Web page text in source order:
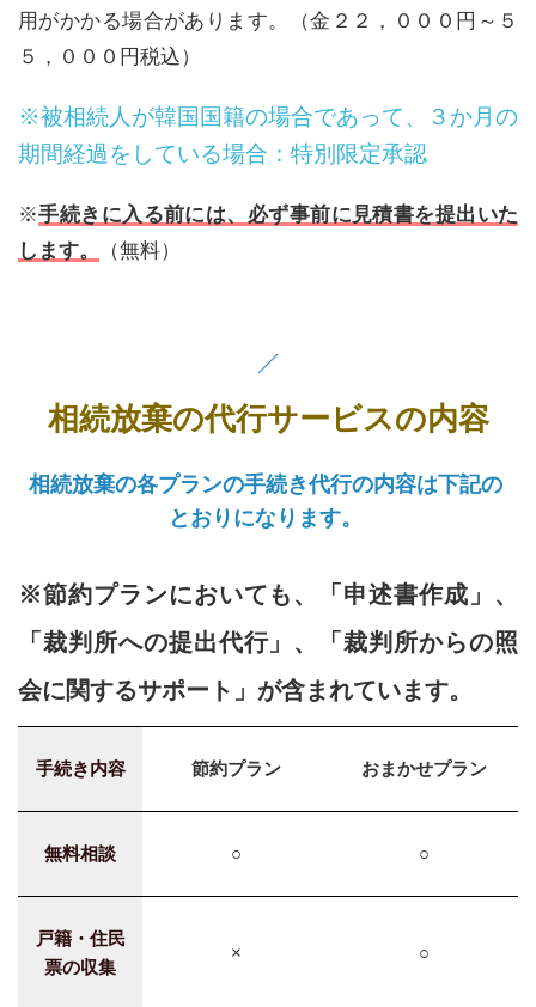
用がかかる場合があります。（金２２，０００円～５
５，０００円税込）
※被相続人が韓国国籍の場合であって、３か月の
期間経過をしている場合：特別限定承認
※手続きに入る前には、必ず事前に見積書を提出いた
します。
（無料）
相続放棄の代行サービスの内容
相続放棄の各プランの手続き代行の内容は下記の
とおりになります。
※節約プランにおいても、「申述書作成」、
「裁判所への提出代行」、「裁判所からの照
会に関するサポート」が含まれています。
手続き内容 節約プラン おまかせプラン
無料相談 ○ ○
戸籍・住民
票の収集
× ○